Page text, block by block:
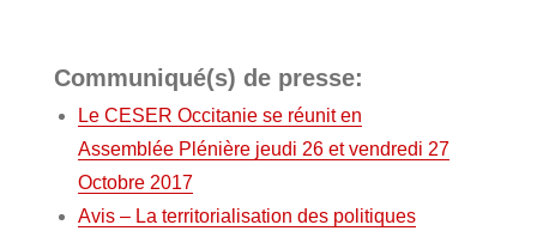
Communiqué(s) de presse:
Le CESER Occitanie se réunit en
Assemblée Plénière jeudi 26 et vendredi 27
Octobre 2017
Avis – La territorialisation des politiques